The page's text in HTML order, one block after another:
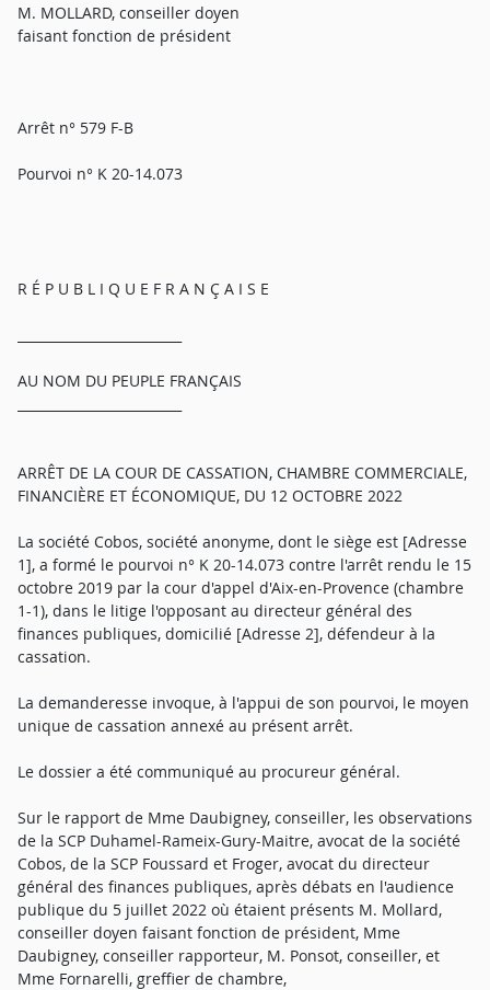
M. MOLLARD, conseiller doyen
faisant fonction de président
Arrêt n° 579 F-B
Pourvoi n° K 20-14.073
R É P U B L I Q U E F R A N Ç A I S E
AU NOM DU PEUPLE FRANÇAIS
ARRÊT DE LA COUR DE CASSATION, CHAMBRE COMMERCIALE,
FINANCIÈRE ET ÉCONOMIQUE, DU 12 OCTOBRE 2022
La société Cobos, société anonyme, dont le siège est [Adresse
1], a formé le pourvoi n° K 20-14.073 contre l'arrêt rendu le 15
octobre 2019 par la cour d'appel d'Aix-en-Provence (chambre
1-1), dans le litige l'opposant au directeur général des
finances publiques, domicilié [Adresse 2], défendeur à la
cassation.
La demanderesse invoque, à l'appui de son pourvoi, le moyen
unique de cassation annexé au présent arrêt.
Le dossier a été communiqué au procureur général.
Sur le rapport de Mme Daubigney, conseiller, les observations
de la SCP Duhamel-Rameix-Gury-Maitre, avocat de la société
Cobos, de la SCP Foussard et Froger, avocat du directeur
général des finances publiques, après débats en l'audience
publique du 5 juillet 2022 où étaient présents M. Mollard,
conseiller doyen faisant fonction de président, Mme
Daubigney, conseiller rapporteur, M. Ponsot, conseiller, et
Mme Fornarelli, greffier de chambre,